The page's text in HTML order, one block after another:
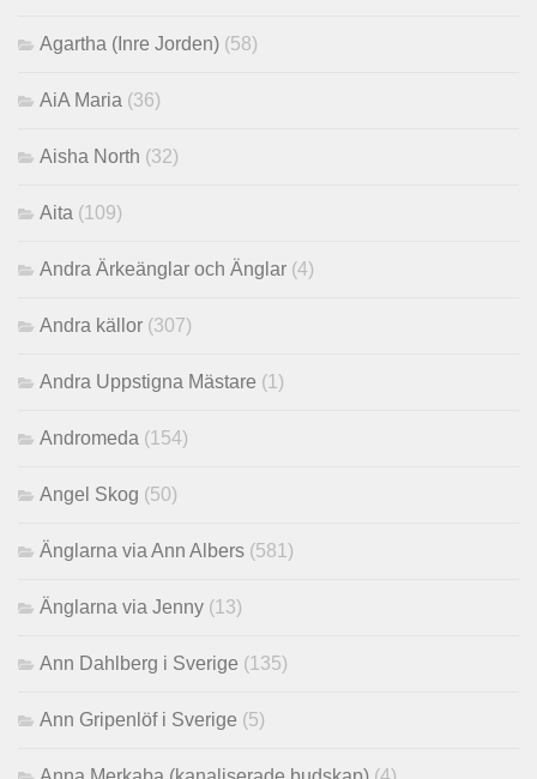
Agartha (Inre Jorden) (58)
AiA Maria (36)
Aisha North (32)
Aita (109)
Andra Ärkeänglar och Änglar (4)
Andra källor (307)
Andra Uppstigna Mästare (1)
Andromeda (154)
Angel Skog (50)
Änglarna via Ann Albers (581)
Änglarna via Jenny (13)
Ann Dahlberg i Sverige (135)
Ann Gripenlöf i Sverige (5)